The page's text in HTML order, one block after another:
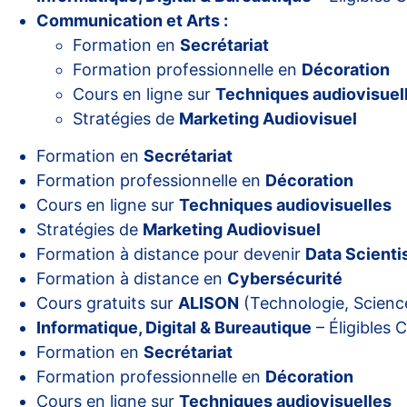
Communication et Arts :
Formation en Secrétariat
Formation professionnelle en Décoration
Cours en ligne sur Techniques
Stratégies de Marketing Audiovisuel
Formation en Secrétariat
Formation professionnelle en Décoration
Cours en ligne sur Techniques audiovisuelles
Stratégies de Marketing Audiovisuel
Formation à distance pour devenir Data
Formation à distance en Cybersécurité
Cours gratuits sur ALISON (Technologie,
Informatique, Digital & Bureautique – Éligibles
Formation en Secrétariat
Formation professionnelle en Décoration
Cours en ligne sur Techniques audiovisuelles